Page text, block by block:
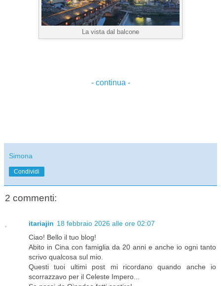
La vista dal balcone
- continua -
Simona
Condividi
2 commenti:
itariajin 18 febbraio 2026 alle ore 02:07
Ciao! Bello il tuo blog!
Abito in Cina con famiglia da 20 anni e anche io ogni tanto
scrivo qualcosa sul mio.
Questi tuoi ultimi post mi ricordano quando anche io
scorrazzavo per il Celeste Impero...